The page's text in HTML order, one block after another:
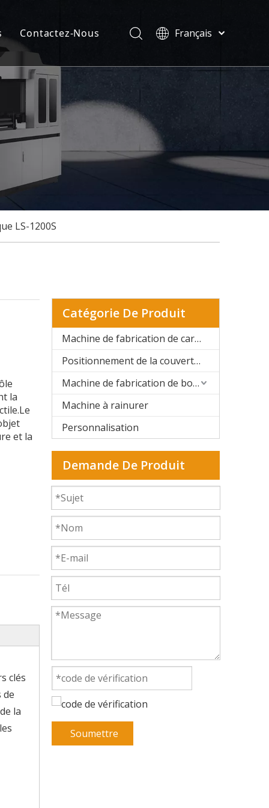
Contactez-Nous
Français
ไทย
Pусский
LS-1200S
la
et la
clés
de
la
Catégorie De Produit
Machine de fabrication de cartons rigides automatique
Positionnement de la couverture rigide et de la boîte rigide
Machine de fabrication de boîtes rigides semi-automatique
Machine à rainurer
Personnalisation
Demande De Produit
Soumettre